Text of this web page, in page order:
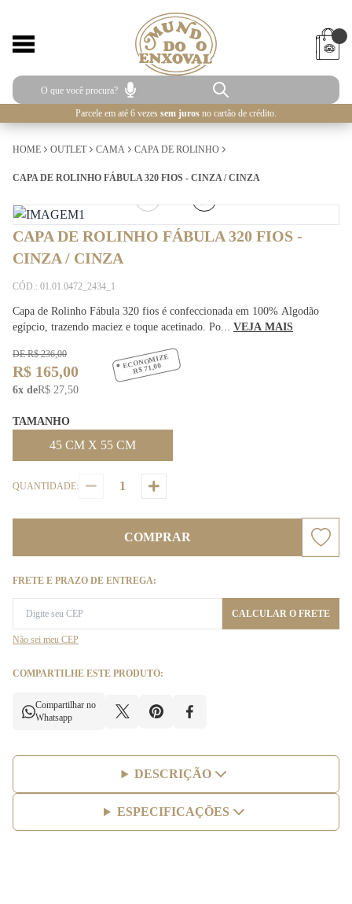
Parcele em até 6 vezes sem juros no cartão de crédito.
HOME OUTLET CAMA CAPA DE ROLINHO
CAPA DE ROLINHO FÁBULA 320 FIOS - CINZA / CINZA
CAPA DE ROLINHO FÁBULA 320 FIOS -
CINZA / CINZA
CÓD.: 01.01.0472_2434_1
Capa de Rolinho Fábula 320 fios é confeccionada em 100% Algodão
egípcio, trazendo maciez e toque acetinado. Po... VEJA MAIS
DE R$ 236,00
R$ 165,00
6x deR$ 27,50
ECONOMIZE
R$ 71,00
TAMANHO
45 CM X 55 CM
QUANTIDADE:
COMPRAR
FRETE E PRAZO DE ENTREGA:
CALCULAR O FRETE
Não sei meu CEP
COMPARTILHE ESTE PRODUTO:
Compartilhar no
Whatsapp
DESCRIÇÃO
ESPECIFICAÇÕES